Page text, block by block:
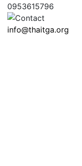
0953615796
info@thaitga.org